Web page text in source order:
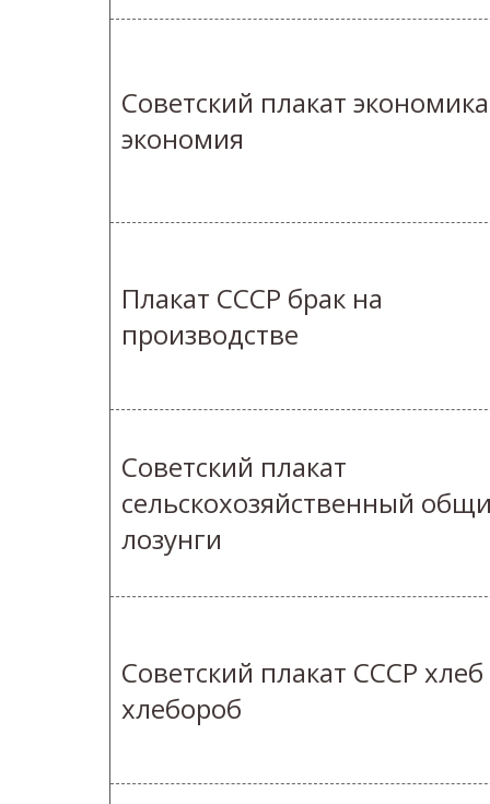
Советский плакат
экономия
Плакат СССР брак на
производстве
Советский плакат
сельскохозяйственный
лозунги
Советский плакат СССР хлеб
хлебороб